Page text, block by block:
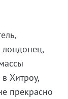
Хитроу,
прекрасно